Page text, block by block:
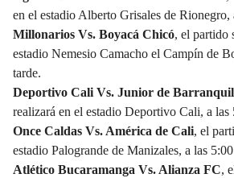
en el estadio Alberto Grisales de Rionegro,
Millonarios Vs. Boyacá Chicó, el partido
estadio Nemesio Camacho el Campín de
tarde.
Deportivo Cali Vs. Junior de
realizará en el estadio Deportivo Cali, a las
Once Caldas Vs. América de Cali, el
estadio Palogrande de Manizales, a las
Atlético Bucaramanga Vs. Alianza FC,